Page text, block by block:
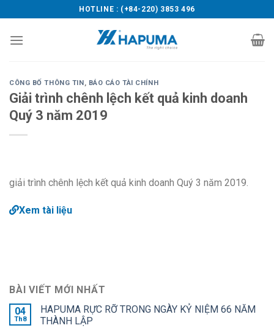
to
content
HOTLINE : (+84-220) 3853 496
CÔNG BỐ THÔNG TIN, BÁO CÁO TÀI CHÍNH
Giải trình chênh lệch kết quả kinh doanh
Quý 3 năm 2019
giải trình chênh lệch kết quả kinh doanh Quý 3 năm 2019.
Xem tài liệu
BÀI VIẾT MỚI NHẤT
04
Th8
HAPUMA RỰC RỠ TRONG NGÀY KỶ NIỆM 66 NĂM
THÀNH LẬP